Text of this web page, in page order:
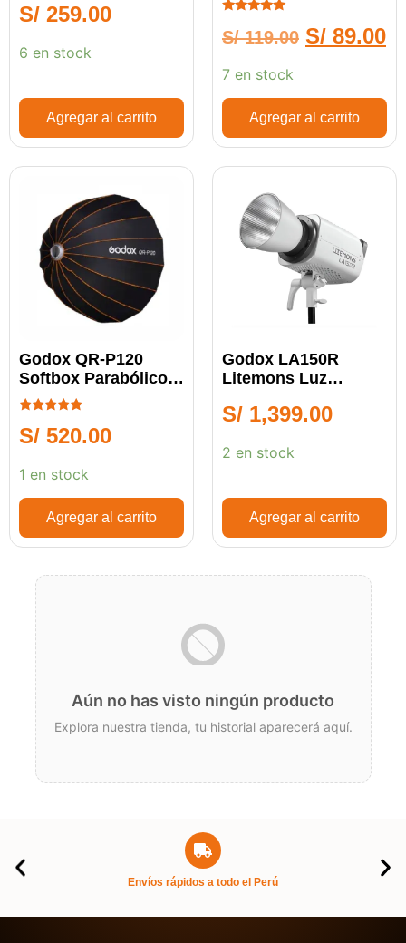
S/ 259.00
6 en stock
Agregar al carrito
5.00
de 5
S/119.00 S/ 89.00
7 en stock
Agregar al carrito
Godox QR-P120
Softbox Parabólico
Armado Rápido
5.00
de 5
S/ 520.00
1 en stock
Agregar al carrito
Godox LA150R
Litemons Luz
S/ 1,399.00
2 en stock
Agregar al carrito
Aún no has visto ningún producto
Explora nuestra tienda, tu historial aparecerá aquí.
Envíos rápidos a todo el Perú